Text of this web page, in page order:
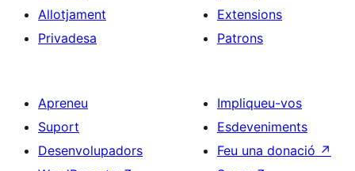
Allotjament
Privadesa
Extensions
Patrons
Apreneu
Suport
Desenvolupadors
Impliqueu-vos
Esdeveniments
Feu una donació ↗